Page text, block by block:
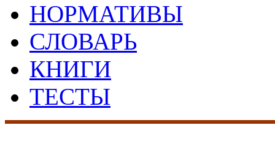
НОРМАТИВЫ
СЛОВАРЬ
КНИГИ
ТЕСТЫ